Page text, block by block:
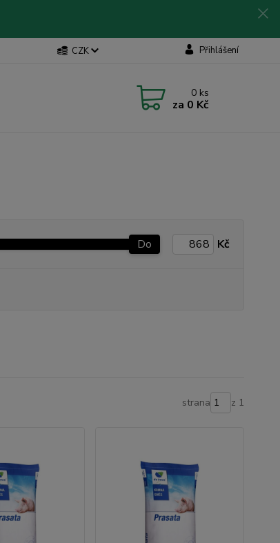
CZK Přihlášení
0 ks
za 0 Kč
Do Kč
strana z 1